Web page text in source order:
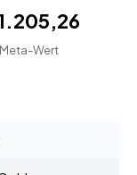
Meta-Wert